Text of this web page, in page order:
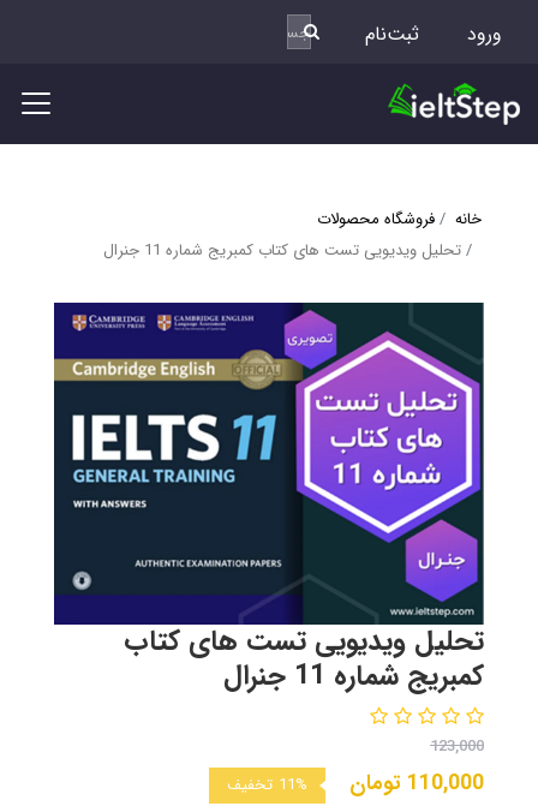
ورود ثبت‌نام
خانه
فروشگاه محصولات
تحلیل ویدیویی تست های کتاب کمبریج شماره 11 جنرال
تحلیل ویدیویی تست های کتاب
کمبریج شماره 11 جنرال
123,000
110,000 تومان 11% تخفیف